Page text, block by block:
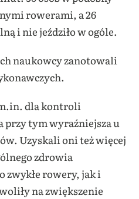
rowerami, a 26
i nie jeździło w ogóle.
naukowcy zanotowali
dla kontroli
przy tym wyraźniejsza u
Uzyskali oni też więcej
zdrowia
zwykłe rowery, jak i
na zwiększenie